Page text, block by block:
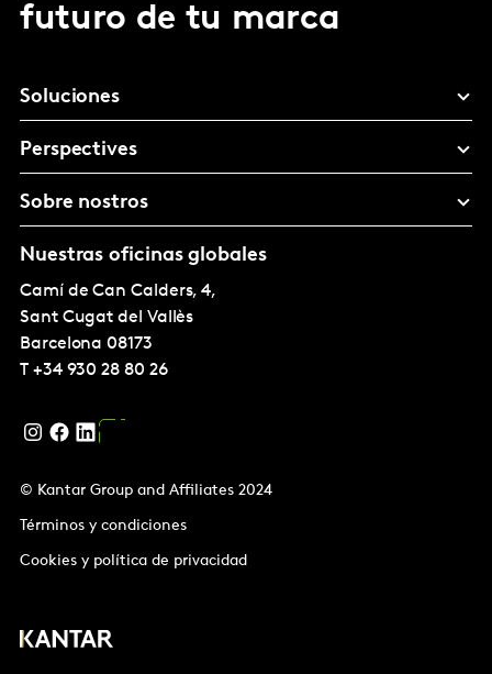
futuro de tu marca
Soluciones
Perspectives
Sobre nostros
Nuestras oficinas globales
Camí de Can Calders, 4,
Sant Cugat del Vallès
Barcelona 08173
T +34 930 28 80 26
© Kantar Group and Affiliates 2024
Términos y condiciones
Cookies y política de privacidad